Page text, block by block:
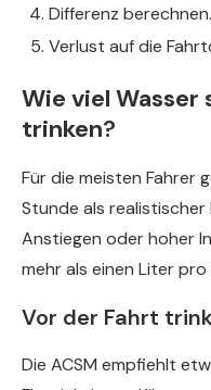
Differenz berechnen.
Verlust auf die
Wie viel Wasser
trinken?
Für die meisten Fahrer
Stunde als realistischer
Anstiegen oder hoher
mehr als einen Liter
Vor der Fahrt
Die ACSM empfiehlt